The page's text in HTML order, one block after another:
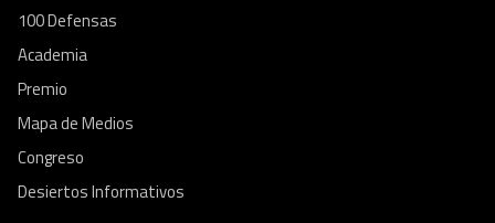
100 Defensas
Academia
Premio
Mapa de Medios
Congreso
Desiertos Informativos